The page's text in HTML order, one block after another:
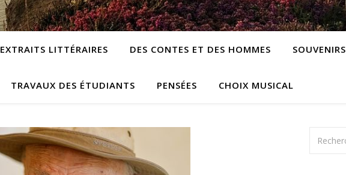
EXTRAITS LITTÉRAIRES DES CONTES ET DES HOMMES SOUVENIRS
TRAVAUX DES ÉTUDIANTS PENSÉES CHOIX MUSICAL